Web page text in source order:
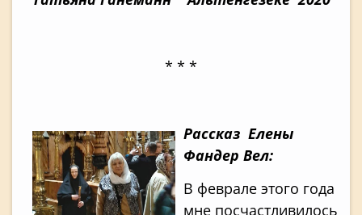
* * *
Рассказ Елены
Фандер Вел:
В феврале этого года
мне посчастливилось